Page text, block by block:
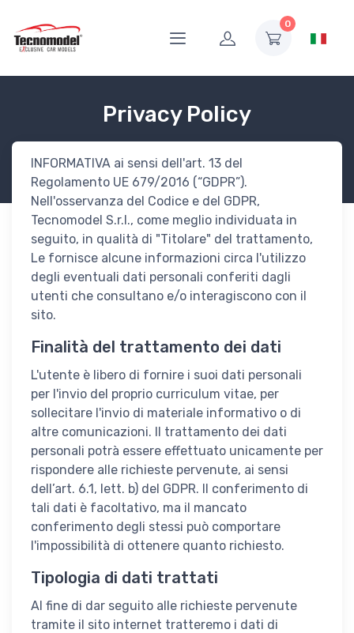
0
Privacy Policy
INFORMATIVA ai sensi dell'art. 13 del
Regolamento UE 679/2016 (“GDPR”).
Nell'osservanza del Codice e del GDPR,
Tecnomodel S.r.l., come meglio individuata in
seguito, in qualità di "Titolare" del trattamento,
Le fornisce alcune informazioni circa l'utilizzo
degli eventuali dati personali conferiti dagli
utenti che consultano e/o interagiscono con il
sito.
Finalità del trattamento dei dati
L'utente è libero di fornire i suoi dati personali
per l'invio del proprio curriculum vitae, per
sollecitare l'invio di materiale informativo o di
altre comunicazioni. Il trattamento dei dati
personali potrà essere effettuato unicamente per
rispondere alle richieste pervenute, ai sensi
dell’art. 6.1, lett. b) del GDPR. Il conferimento di
tali dati è facoltativo, ma il mancato
conferimento degli stessi può comportare
l'impossibilità di ottenere quanto richiesto.
Tipologia di dati trattati
Al fine di dar seguito alle richieste pervenute
tramite il sito internet tratteremo i dati di